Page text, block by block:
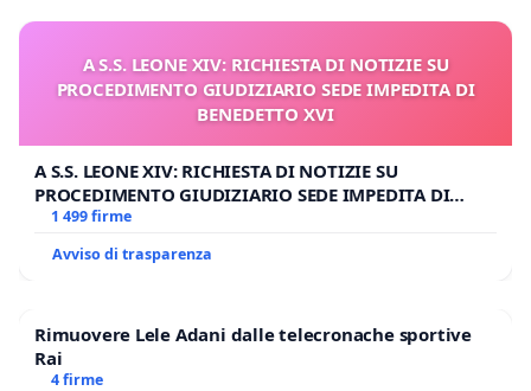
A S.S. LEONE XIV: RICHIESTA DI NOTIZIE SU
PROCEDIMENTO GIUDIZIARIO SEDE IMPEDITA DI
BENEDETTO XVI
A S.S. LEONE XIV: RICHIESTA DI NOTIZIE SU
PROCEDIMENTO GIUDIZIARIO SEDE IMPEDITA DI
BENEDETTO XVI
1 499 firme
Avviso di trasparenza
Rimuovere Lele Adani dalle telecronache sportive
Rai
4 firme